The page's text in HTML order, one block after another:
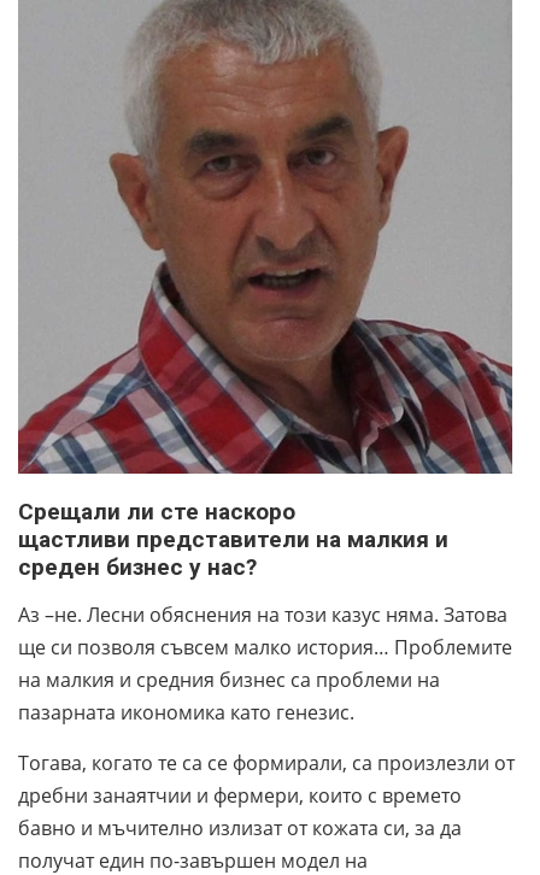
Срещали ли сте наскоро
щастливи представители на малкия и
среден бизнес у нас?
Аз –не. Лесни обяснения на този казус няма. Затова
ще си позволя съвсем малко история… Проблемите
на малкия и средния бизнес са проблеми на
пазарната икономика като генезис.
Тогава, когато те са се формирали, са произлезли от
дребни занаятчии и фермери, които с времето
бавно и мъчително излизат от кожата си, за да
получат един по-завършен модел на